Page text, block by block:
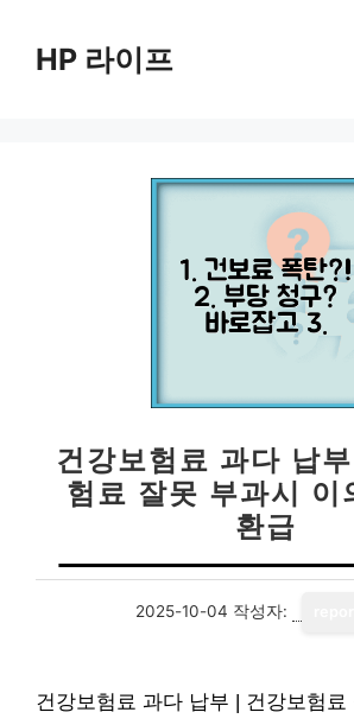
HP 라이프
건강보험료 과다 납
험료 잘못 부과시 이
환급
2025-10-04 작성자:
건강보험료 과다 납부 | 건강보험료